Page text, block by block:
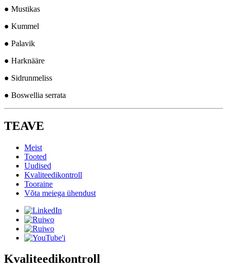
● Mustikas
● Kummel
● Palavik
● Harknääre
● Sidrunmeliss
● Boswellia serrata
TEAVE
Meist
Tooted
Uudised
Kvaliteedikontroll
Tooraine
Võta meiega ühendust
Kvaliteedikontroll